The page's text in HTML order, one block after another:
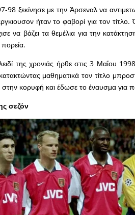
98 ξεκίνησε με την Άρσεναλ να
ήταν το φαβορί για τον
να βάζει τα θεμέλια για την
της χρονιάς ήρθε στις 3 Μαΐου
μαθηματικά τον τίτλο
στην κορυφή και έδωσε το έναυσμα για
σεζόν